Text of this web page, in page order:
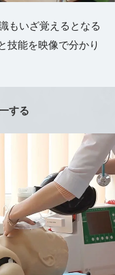
もいざ覚えるとなる
技能を映像で分かり
する